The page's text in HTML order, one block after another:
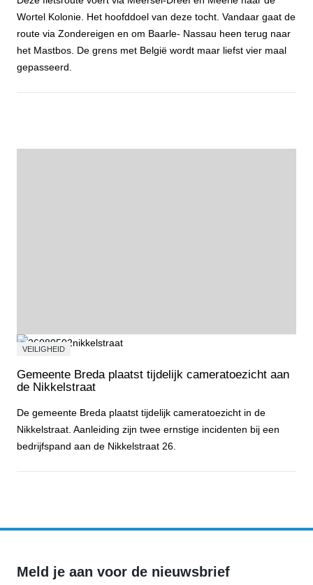
Wortel Kolonie. Het hoofddoel van deze tocht. Vandaar gaat de
route via Zondereigen en om Baarle- Nassau heen terug naar
het Mastbos. De grens met België wordt maar liefst vier maal
gepasseerd.
VEILIGHEID
Gemeente Breda plaatst tijdelijk cameratoezicht aan
de Nikkelstraat
De gemeente Breda plaatst tijdelijk cameratoezicht in de
Nikkelstraat. Aanleiding zijn twee ernstige incidenten bij een
bedrijfspand aan de Nikkelstraat 26.
Meld je aan voor de nieuwsbrief